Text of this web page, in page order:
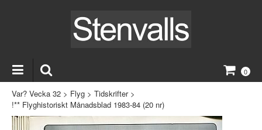
0
Var? Vecka 32 > Flyg > Tidskrifter>
!** Flyghistoriskt Månadsblad 1983-84 (20 nr)